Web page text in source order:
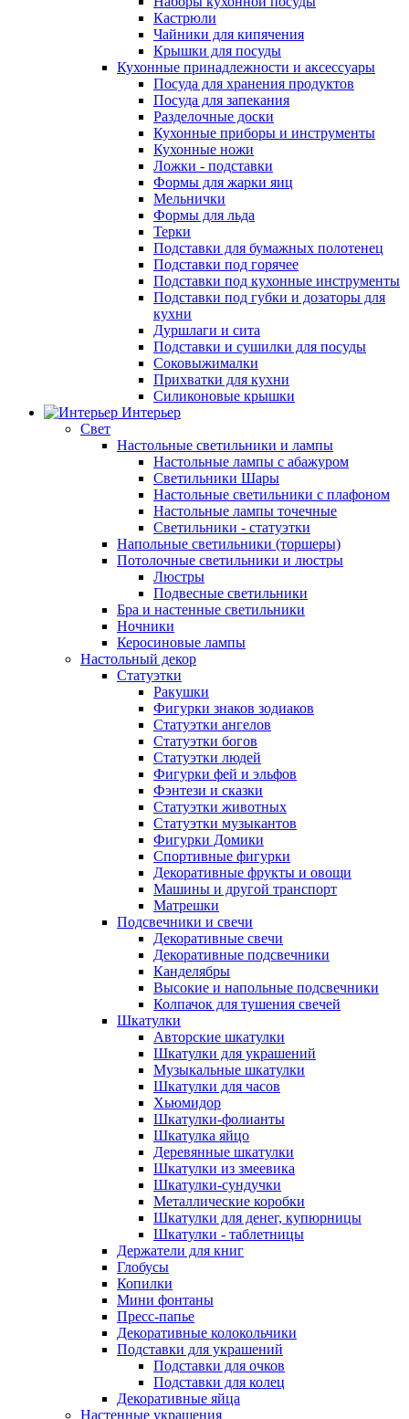
Кастрюли
Чайники для кипячения
Крышки для посуды
Кухонные принадлежности и аксессуары
Посуда для хранения продуктов
Посуда для запекания
Разделочные доски
Кухонные приборы и инструменты
Кухонные ножи
Ложки - подставки
Формы для жарки яиц
Мельнички
Формы для льда
Терки
Подставки для бумажных полотенец
Подставки под горячее
Подставки под кухонные инструменты
Подставки под губки и дозаторы для
кухни
Дуршлаги и сита
Подставки и сушилки для посуды
Соковыжималки
Прихватки для кухни
Силиконовые крышки
Интерьер
Свет
Настольные светильники и лампы
Настольные лампы с абажуром
Светильники Шары
Настольные светильники с плафоном
Настольные лампы точечные
Светильники - статуэтки
Напольные светильники (торшеры)
Потолочные светильники и люстры
Люстры
Подвесные светильники
Бра и настенные светильники
Ночники
Керосиновые лампы
Настольный декор
Статуэтки
Ракушки
Фигурки знаков зодиаков
Статуэтки ангелов
Статуэтки богов
Статуэтки людей
Фигурки фей и эльфов
Фэнтези и сказки
Статуэтки животных
Статуэтки музыкантов
Фигурки Домики
Спортивные фигурки
Декоративные фрукты и овощи
Машины и другой транспорт
Матрешки
Подсвечники и свечи
Декоративные свечи
Декоративные подсвечники
Канделябры
Высокие и напольные подсвечники
Колпачок для тушения свечей
Шкатулки
Авторские шкатулки
Шкатулки для украшений
Музыкальные шкатулки
Шкатулки для часов
Хьюмидор
Шкатулки-фолианты
Шкатулка яйцо
Деревянные шкатулки
Шкатулки из змеевика
Шкатулки-сундучки
Металлические коробки
Шкатулки для денег, купюрницы
Шкатулки - таблетницы
Держатели для книг
Глобусы
Копилки
Мини фонтаны
Пресс-папье
Декоративные колокольчики
Подставки для украшений
Подставки для очков
Подставки для колец
Декоративные яйца
Настенные украшения